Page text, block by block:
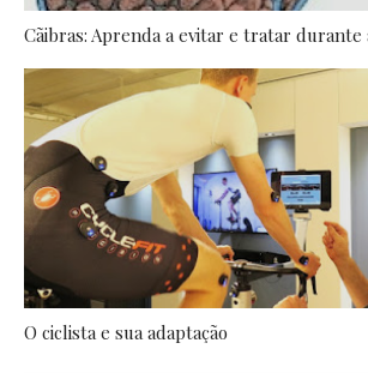
Cãibras: Aprenda a evitar e tratar durante
O ciclista e sua adaptação